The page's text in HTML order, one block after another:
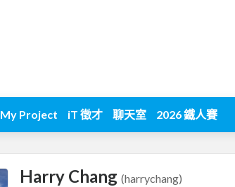
My Project iT 徵才 聊天室 2026 鐵人賽
Harry Chang (harrychang)